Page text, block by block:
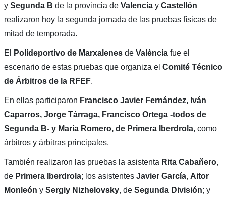
ySegunda B de la provincia de Valenciay Castellón
realizaron hoy la segunda jornada de las pruebas físicas de
mitad de temporada.
El Polideportivo de Marxalenesde Valènciafue el
escenario de estas pruebas que organiza el Comité Técnico
de Árbitros de la RFEF.
En ellas participaron Francisco Javier Fernández, Iván
Caparros, Jorge Tárraga, Francisco Ortega -todos de
Segunda B- y María Romero, de Primera Iberdrola, como
árbitros y árbitras principales.
También realizaron las pruebas la asistenta Rita Cabañero,
de Primera Iberdrola; los asistentes Javier García, Aitor
Monleón y Sergiy Nizhelovsky, de Segunda División; y